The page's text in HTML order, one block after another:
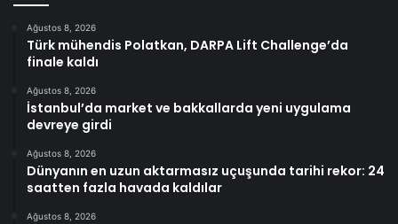
Ağustos 8, 2026
Türk mühendis Polatkan, DARPA Lift Challenge’da
finale kaldı
Ağustos 8, 2026
İstanbul’da market ve bakkallarda yeni uygulama
devreye girdi
Ağustos 8, 2026
Dünyanın en uzun aktarmasız uçuşunda tarihi rekor: 24
saatten fazla havada kaldılar
Ağustos 8, 2026